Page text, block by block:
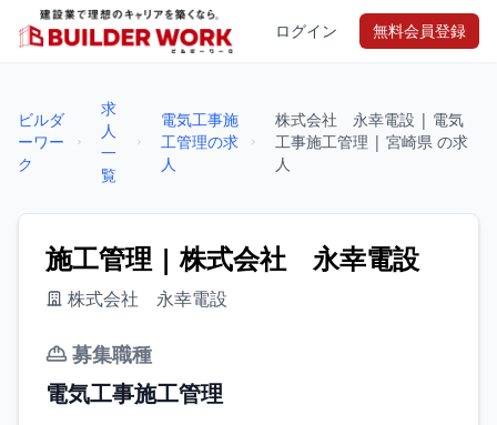
ログイン 無料会員登録
ビルダ
ーワー
ク
求
人
一
覧
電気工事施
工管理の求
人
株式会社 永幸電設 | 電気
工事施工管理 | 宮崎県 の求
人
施工管理 | 株式会社 永幸電設
株式会社 永幸電設
募集職種
電気工事施工管理